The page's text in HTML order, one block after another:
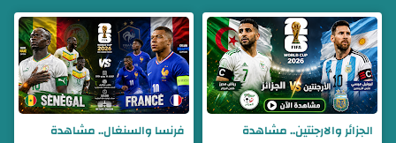
الجزائر والارجنتين.. مشاهدة
فرنسا والسنغال.. مشاهدة